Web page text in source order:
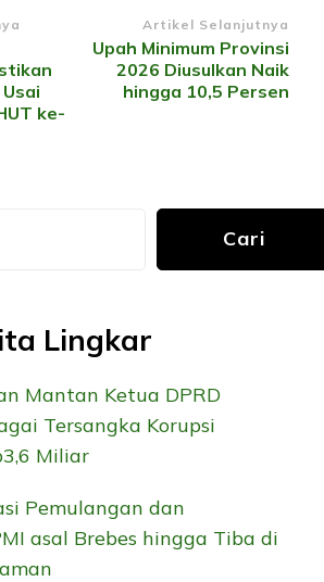
ke-
Artikel Selanjutnya
Upah Minimum Provinsi
2026 Diusulkan Naik
hingga 10,5 Persen
Cari
Lingkar
Mantan Ketua DPRD
Tersangka Korupsi
Miliar
Pemulangan dan
asal Brebes hingga Tiba di